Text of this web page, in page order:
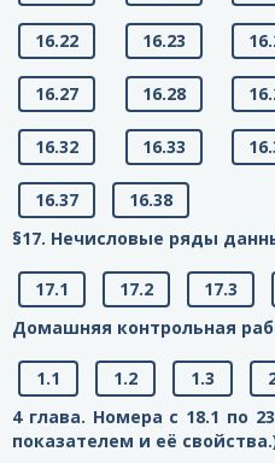
16.22 16.23
16.27 16.28
16.32 16.33
16.37
16.38
§17. Нечисловые ряды
17.1 17.2 17.3
Домашняя контрольная
1.1 1.2 1.3
4 глава. Номера с 18.1 по
показателем и её